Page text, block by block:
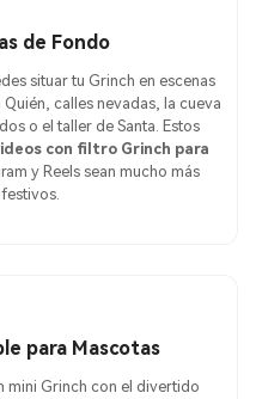
de Fondo
situar tu Grinch en escenas
calles nevadas, la cueva
o el taller de Santa. Estos
con filtro Grinch para
y Reels sean mucho más
para Mascotas
mini Grinch con el divertido